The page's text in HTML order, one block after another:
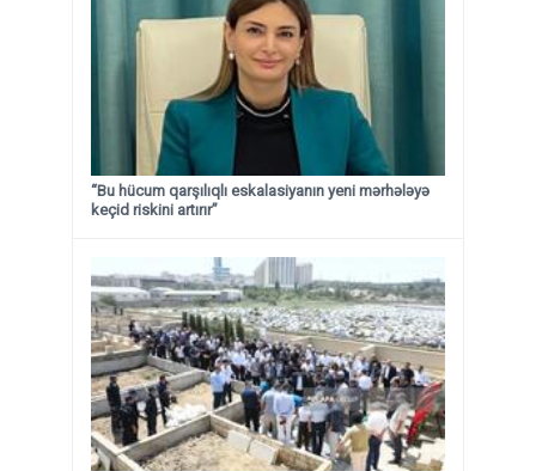
“Bu hücum qarşılıqlı eskalasiyanın yeni mərhələyə
keçid riskini artırır”